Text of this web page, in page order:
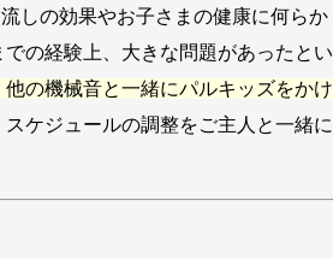
しの効果やお子さまの健康に何らか
の経験上、大きな問題があったとい
他の機械音と一緒にパルキッズをかけ
ケジュールの調整をご主人と一緒に